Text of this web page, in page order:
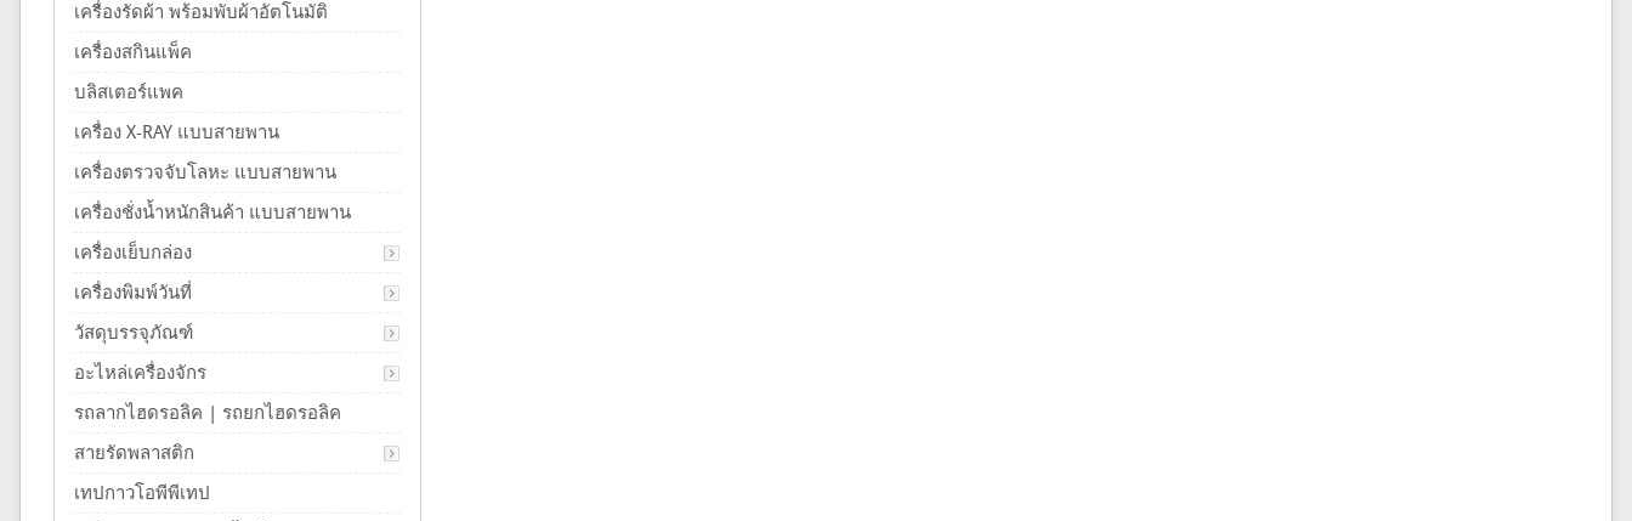
เครื่องรัดผ้า พร้อมพับผ้าอัตโนมัติ
เครื่องสกินแพ็ค
บลิสเตอร์แพค
เครื่อง X-RAY แบบสายพาน
เครื่องตรวจจับโลหะ แบบสายพาน
เครื่องชั่งน้ำหนักสินค้า แบบสายพาน
เครื่องเย็บกล่อง
เครื่องพิมพ์วันที่
วัสดุบรรจุภัณฑ์
อะไหล่เครื่องจักร
รถลากไฮดรอลิค | รถยกไฮดรอลิค
สายรัดพลาสติก
เทปกาวโอพีพีเทป